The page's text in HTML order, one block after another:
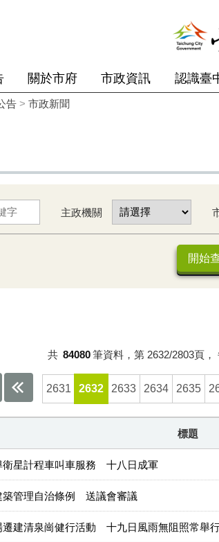
關於市府 市政資訊 認識臺
告 > 市政新聞
主政機關
共 84080筆資料，第 2632/2803頁，
2631 2632 2633 2634 2635
標題
衛星計程車叫車服務 十八日成軍
築管理自治條例 送議會審議
遷建清泉崗健行活動 十九日風雨無阻照常舉